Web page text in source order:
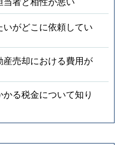
がどこに依頼してい
売却における費用が
る税金について知り